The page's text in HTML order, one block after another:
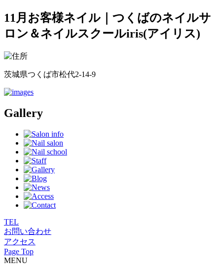
11月お客様ネイル｜つくばのネイルサ
ロン＆ネイルスクールiris(アイリス)
茨城県つくば市松代2-14-9
Gallery
TEL
お問い合わせ
アクセス
Page Top
MENU